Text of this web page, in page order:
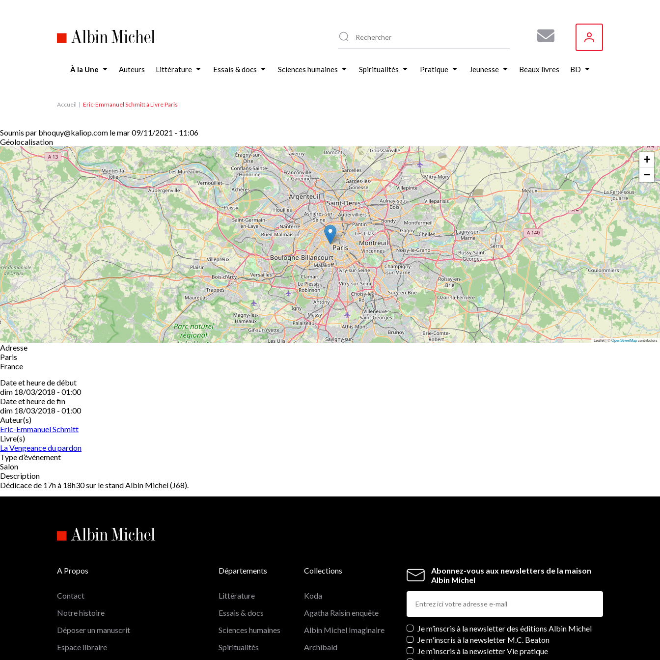
À la Une Auteurs Littérature Essais & docs Sciences humaines Spiritualités Pratique Jeunesse Beaux livres BD
Accueil Eric-Emmanuel Schmitt à Livre Paris
Soumis par bhoquy@kaliop.com lemar 09/11/2021 - 11:06
Géolocalisation
+
−
Leaflet | ©OpenStreetMapcontributors
Adresse
Paris
France
Date et heure de début
dim 18/03/2018 - 01:00
Date et heure de fin
dim 18/03/2018 - 01:00
Auteur(s)
Eric-Emmanuel Schmitt
Livre(s)
La Vengeance du pardon
Type d’événement
Salon
Description
Dédicace de 17h à 18h30 sur le stand Albin Michel (J68).
Abonnez-vous aux newsletters de la maison
Albin Michel
Newsletters
Je m’inscris à la newsletter des éditions Albin Michel
Je m'inscris à la newsletter M.C. Beaton
Je m’inscris à la newsletter Vie pratique
A Propos
Contact
Notre histoire
Déposer un manuscrit
Espace libraire
Départements
Littérature
Essais & docs
Sciences humaines
Spiritualités
Collections
Koda
Agatha Raisin enquête
Albin Michel Imaginaire
Archibald